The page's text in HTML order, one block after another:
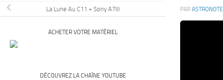
PAR ASTRONOTE
La Lune Au C11 + Sony A7III
ACHETER VOTRE MATÉRIEL
DÉCOUVREZ LA CHAÎNE YOUTUBE